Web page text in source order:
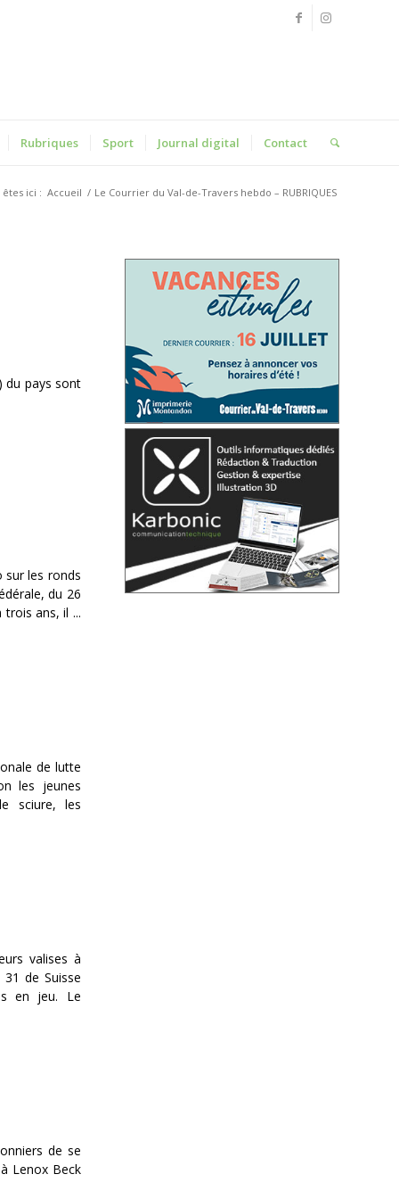
Rubriques Sport Journal digital Contact
êtes ici : Accueil / Le Courrier du Val-de-Travers hebdo – RUBRIQUES
du pays sont
sur les ronds
du 26
ans, il ...
de lutte
les jeunes
sciure, les
valises à
de Suisse
en jeu. Le
de se
Lenox Beck